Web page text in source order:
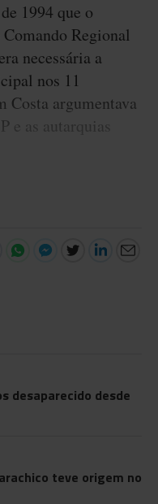
1994 que o
Regional
necessária a
nos 11
Costa argumentava
e as autarquias
desaparecido desde
teve origem no